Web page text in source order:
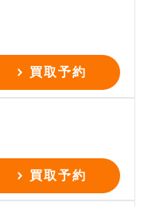
買取予約
買取予約